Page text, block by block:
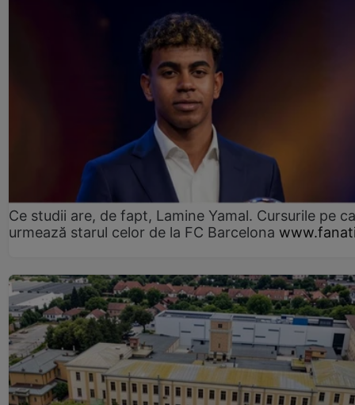
Ce studii are, de fapt, Lamine Yamal. Cursurile pe
urmează starul celor de la FC Barcelona